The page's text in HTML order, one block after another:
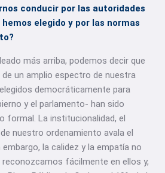
conducir por las autoridades
elegido y por las normas
más arriba, podemos decir que
un amplio espectro de nuestra
democráticamente para
y el parlamento- han sido
formal. La institucionalidad, el
nuestro ordenamiento avala el
la calidez y la empatía no
fácilmente en ellos y,